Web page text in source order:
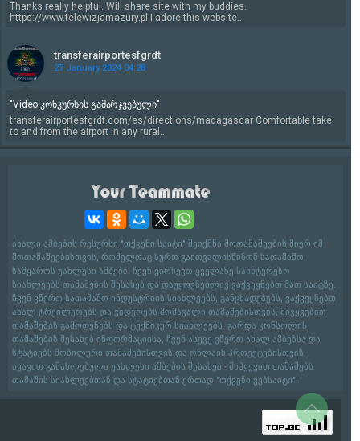
Thanks really helpful. Will share site with my buddies.
https://www.telewizjamazury.pl I adore this website...
"Video კონკურსის გამარჯვებული"
transferairportesfgrdt.com/es/directions/madagascar Comfortable take
to and from the airport in any rural...
transferairportesfgrdt
27 January 2024 04:28
ახალი ამბების რესურსი "თქვენი საიტი" შეიქმნა მოთამაშეების მიერ იმ
მოთამაშეებისთვის, რომელთაც სურთ გაითვალისწინონ სათამაშო
სამყაროს უახლესი ამბები. ჩვენ ვირჩევთ ყველაზე საინტერესო
სიახლეებს თამაშების შესახებ და დაუყოვნებლივ ვაქვეყნებთ მათ საიტზე.
ჩვენ ვწერთ სათამაშო ინდუსტრიის სიახლეებს, განცხადებებს, ვაქვეყნებთ
ახალ ტრეილერებს და ვიდეოებს მომავალი თამაშებისთვის, მივყვებით
თამაშების გამოფენებს და ტექნიკურ სიახლეებს. გარდა კონსოლის
თამაშების შესახებ ინფორმაციისა, ჩვენ ასევე ვწერთ ახალ ამბებსა და
სტატიებს მობილური თამაშებისთვის და ონლაინ პროექტებისთვის.
იყავით განახლებული უახლესი ამბების შესახებ - მიჰყევით თამაშებს
თამაშის სიახლეებთან და სტატიებთან ერთად "თქვენი ვებსაიტი"!